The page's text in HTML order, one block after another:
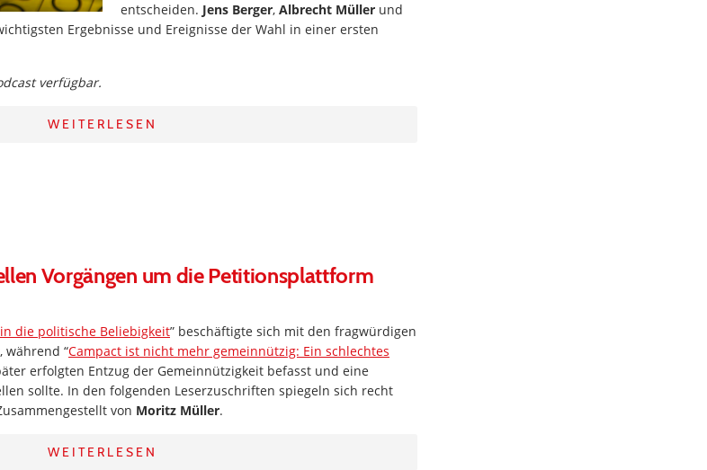
entscheiden. Jens Berger, Albrecht Müller und
Ergebnisse und Ereignisse der Wahl in einer ersten
verfügbar.
WEITERLESEN
Vorgängen um die Petitionsplattform
die politische Beliebigkeit” beschäftigte sich mit den fragwürdigen
während “Campact ist nicht mehr gemeinnützig: Ein schlechtes
erfolgten Entzug der Gemeinnützigkeit befasst und eine
sollte. In den folgenden Leserzuschriften spiegeln sich recht
von Moritz Müller.
WEITERLESEN